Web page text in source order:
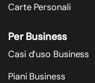
Carte Personali
Per Business
Casi d’uso Business
Piani Business